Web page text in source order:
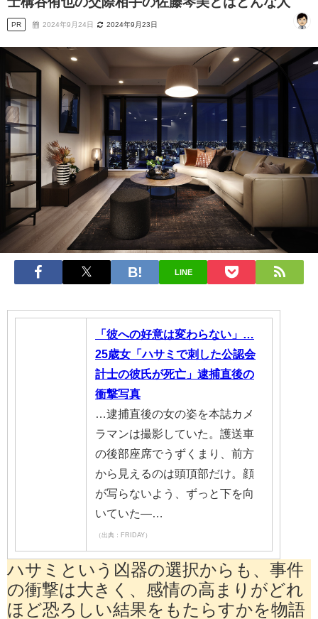
PR 2024年9月24日 2024年9月23日
LINE
「彼への好意は変わらない」…
25歳女「ハサミで刺した公認会
計士の彼氏が死亡」逮捕直後の
衝撃写真
…逮捕直後の女の姿を本誌カメ
ラマンは撮影していた。護送車
の後部座席でうずくまり、前方
から見えるのは頭頂部だけ。顔
が写らないよう、ずっと下を向
いていた―…
（出典：FRIDAY）
ハサミという凶器の選択からも、事件
の衝撃は大きく、感情の高まりがどれ
ほど恐ろしい結果をもたらすかを物語